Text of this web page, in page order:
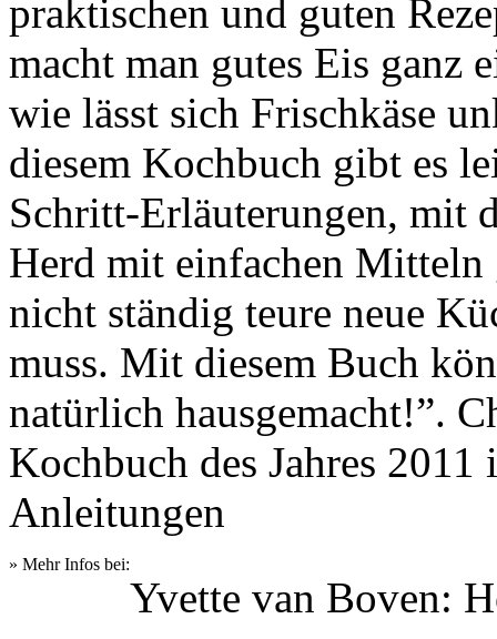
praktischen und guten
macht man gutes Eis ganz
wie lässt sich Frischkäse
diesem Kochbuch gibt es
Schritt-Erläuterungen, mit
Herd mit einfachen Mitteln
nicht ständig teure neue
muss. Mit diesem Buch
natürlich hausgemacht!”.
Kochbuch des Jahres
Anleitungen
» Mehr Infos bei:
Yvette van Boven: